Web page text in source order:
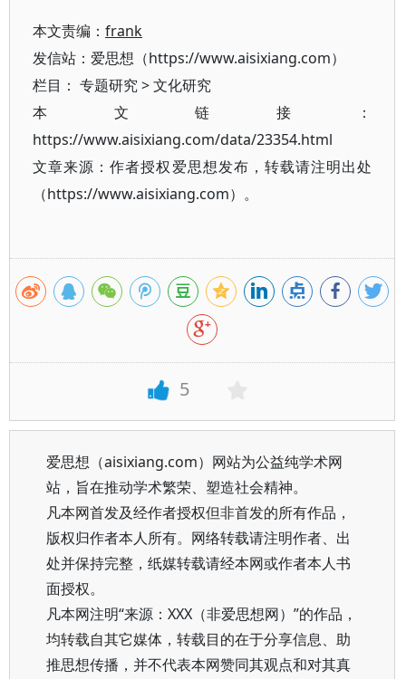
本文责编： frank
发信站：爱思想（https://www.aisixiang.com）
栏目： 专题研究>文化研究
本文链接：
https://www.aisixiang.com/data/23354.html
文章来源：作者授权爱思想发布，转载请注明出处
（https://www.aisixiang.com）。
5
爱思想（aisixiang.com）网站为公益纯学术网
站，旨在推动学术繁荣、塑造社会精神。
凡本网首发及经作者授权但非首发的所有作品，
版权归作者本人所有。网络转载请注明作者、出
处并保持完整，纸媒转载请经本网或作者本人书
面授权。
凡本网注明“来源：XXX（非爱思想网）”的作品，
均转载自其它媒体，转载目的在于分享信息、助
推思想传播，并不代表本网赞同其观点和对其真